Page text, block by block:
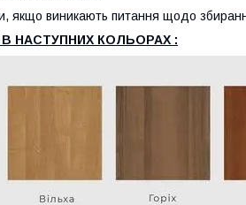
якщо виникають питання щодо
НАСТУПНИХ КОЛЬОРАХ :